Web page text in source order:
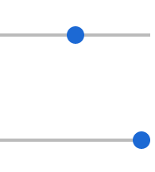
Schieberegler
/ Restbetrag Schieberegler